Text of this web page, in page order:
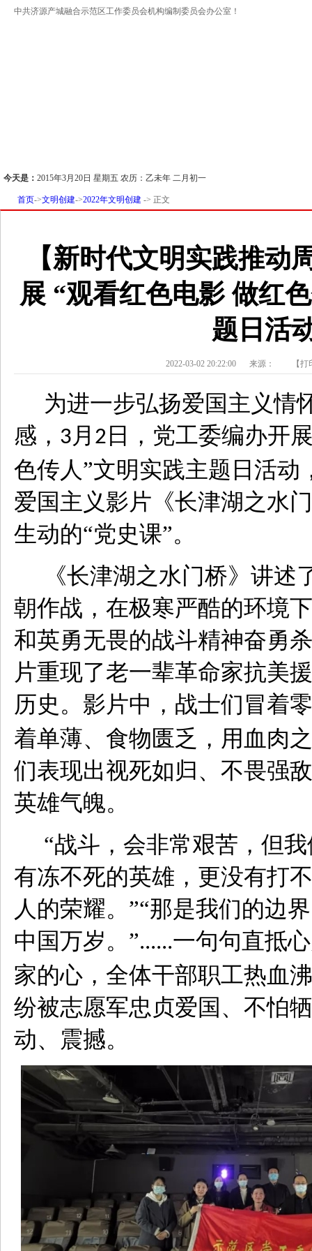
中共济源产城融合示范区工作委员会机构编制委员会办公室！
今天是： 2015年3月20日 星期五 农历：乙未年 二月初一
首页->文明创建->2022年文明创建 -> 正文
【新时代文明实践推动
展 “观看红色电影 做红
题日活
2022-03-02 20:22:00 来源： 【
为进一步弘扬爱国主义情
感， 3月 2 日，党工委编办开
色传人”文明实践主题日活动
爱国主义影片《长津湖之水
生动的“党史课”。
《长津湖之水门桥》讲述
朝作战，在极寒严酷的环境
和英勇无畏的战斗精神奋勇
片重现了老一辈革命家抗美
历史。影片中，战士们冒着
着单薄、食物匮乏，用血肉
们表现出视死如归、不畏强
英雄气魄。
“战斗，会非常艰苦，但
有冻不死的英雄，更没有打
人的荣耀。”“那是我们的边
中国万岁。”......一句句直抵
家的心，全体干部职工热血
纷被志愿军忠贞爱国、不怕
动、震撼。